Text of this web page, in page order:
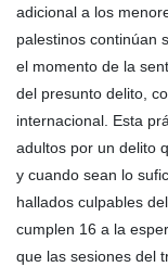
adicional a los
palestinos continúan
el momento de la
del presunto delito,
internacional. Esta
adultos por un delito
y cuando sean lo
hallados culpables
cumplen 16 a la
que las sesiones del